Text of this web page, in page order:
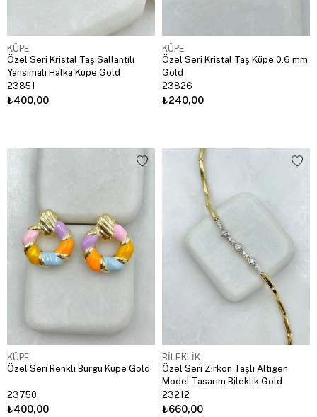
KÜPE
Özel Seri Kristal Taş Sallantılı
Yansımalı Halka Küpe Gold
23851
₺400,00
KÜPE
Özel Seri Kristal Taş Küpe 0.6 mm
Gold
23826
₺240,00
KÜPE
Özel Seri Renkli Burgu Küpe Gold
23750
₺400,00
BİLEKLİK
Özel Seri Zirkon Taşlı Altıgen
Model Tasarım Bileklik Gold
23212
₺660,00